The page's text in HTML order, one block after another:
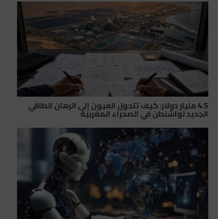
4.5 مليار دولار: كيف تتحول العيون إلى الرهان الطاقي
الجديد لواشنطن في الصحراء المغربية